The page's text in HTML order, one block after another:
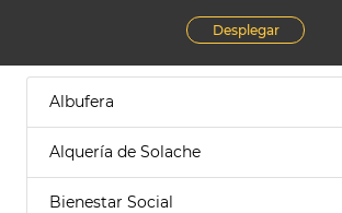
Desplegar
Albufera
Alquería de Solache
Bienestar Social